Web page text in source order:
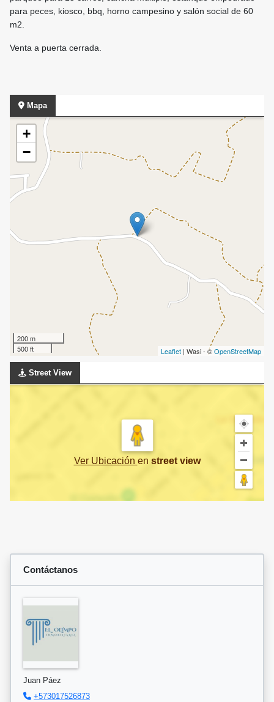
para peces, kiosco, bbq, horno campesino y salón social de 60
m2.
Venta a puerta cerrada.
Mapa
+
−
200 m
500 ft
Leaflet | Wasi - ©OpenStreetMap
Street View
Ver Ubicación en street view
Contáctanos
Juan Páez
+573017526873